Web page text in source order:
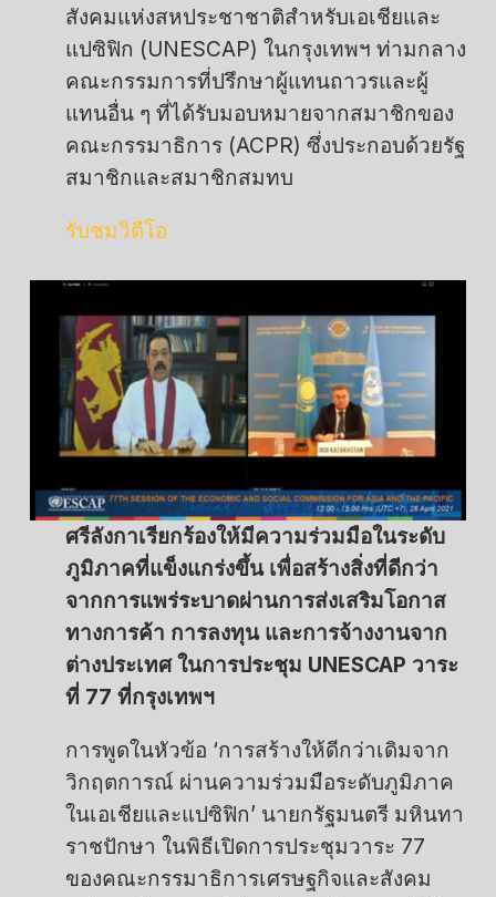
สังคมแห่งสหประชาชาติสำหรับเอเชียและ
แปซิฟิก (UNESCAP) ในกรุงเทพฯ ท่ามกลาง
คณะกรรมการที่ปรึกษาผู้แทนถาวรและผู้
แทนอื่น ๆ ที่ได้รับมอบหมายจากสมาชิกของ
คณะกรรมาธิการ (ACPR) ซึ่งประกอบด้วยรัฐ
สมาชิกและสมาชิกสมทบ
รับชมวิดีโอ
ศรีลังกาเรียกร้องให้มีความร่วมมือในระดับ
ภูมิภาคที่แข็งแกร่งขึ้น เพื่อสร้างสิ่งที่ดีกว่า
จากการแพร่ระบาดผ่านการส่งเสริมโอกาส
ทางการค้า การลงทุน และการจ้างงานจาก
ต่างประเทศ ในการประชุม UNESCAP วาระ
ที่ 77 ที่กรุงเทพฯ
การพูดในหัวข้อ ‘การสร้างให้ดีกว่าเดิมจาก
วิกฤตการณ์ ผ่านความร่วมมือระดับภูมิภาค
ในเอเชียและแปซิฟิก’ นายกรัฐมนตรี มหินทา
ราชปักษา ในพิธีเปิดการประชุมวาระ 77
ของคณะกรรมาธิการเศรษฐกิจและสังคม